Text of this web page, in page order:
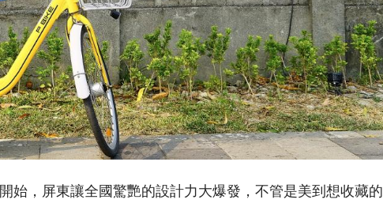
始，屏東讓全國驚艷的設計力大爆發，不管是美到想收藏的